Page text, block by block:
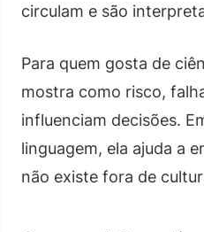
circulam e são
Para quem gosta de
mostra como risco,
influenciam decisões.
linguagem, ela ajuda a
não existe fora de